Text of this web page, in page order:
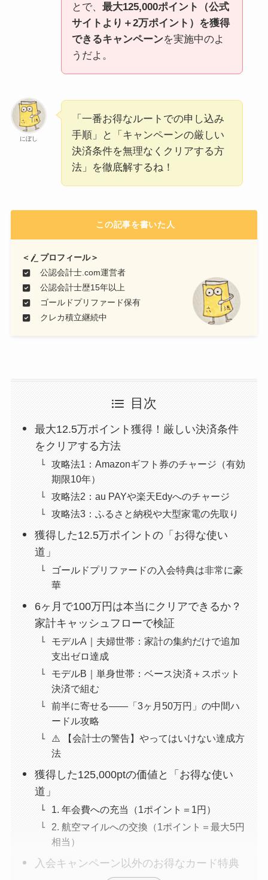
とで、 最大125,000ポイント（公式
サイトより＋2万ポイント）を獲得
できるキャンペーンを実施中のよ
うだよ。
にぼし
「一番お得なルートでの申し込み
手順」と「キャンペーンの厳しい
決済条件を無理なくクリアする方
法」を徹底解するね！
この記事を書いた人
＜
プロフィール＞
公認会計士.com運営者
公認会計士歴15年以上
ゴールドプリファード保有
クレカ積立継続中
目次
最大12.5万ポイント獲得！厳しい決済条件
をクリアする方法
攻略法1：Amazonギフト券のチャージ（有効
期限10年）
攻略法2：au PAYや楽天Edyへのチャージ
攻略法3：ふるさと納税や大型家電の先取り
獲得した12.5万ポイントの「お得な使い
道」
ゴールドプリファードの入会特典は非常に豪
華
6ヶ月で100万円は本当にクリアできるか？
家計キャッシュフローで検証
モデルA｜夫婦世帯：家計の集約だけで追加
支出ゼロ達成
モデルB｜単身世帯：ベース決済＋スポット
決済で組む
前半に寄せる——「3ヶ月50万円」の中間ハ
ードル攻略
⚠️ 【会計士の警告】やってはいけない達成方
法
獲得した125,000ptの価値と「お得な使い
道」
1. 年会費への充当（1ポイント＝1円）
2. 航空マイルへの交換（1ポイント＝最大5円
相当）
入会キャンペーン以外のお得なカード特典